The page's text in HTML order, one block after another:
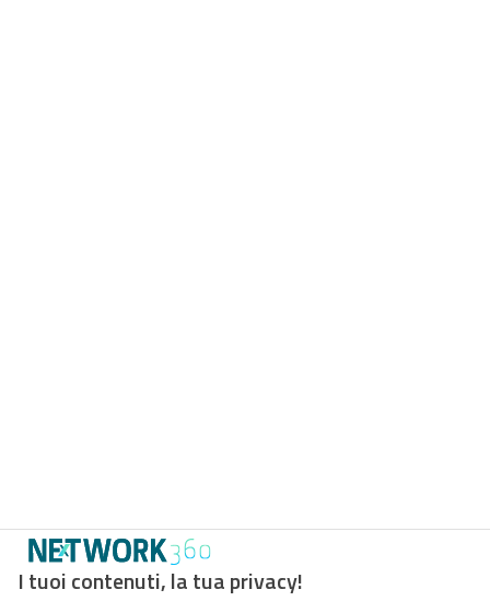
I tuoi contenuti, la tua privacy!